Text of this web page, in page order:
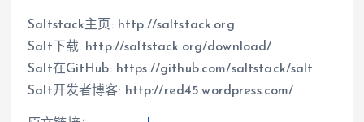
Saltstack主页: http://saltstack.org
Salt下载: http://saltstack.org/download/
Salt在GitHub: https://github.com/saltstack/salt
Salt开发者博客: http://red45.wordpress.com/